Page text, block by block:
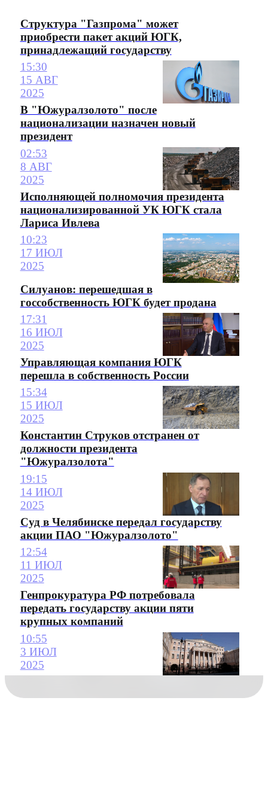
Структура "Газпрома" может
приобрести пакет акций ЮГК,
принадлежащий государству
15:30
15 АВГ
2025
В "Южуралзолото" после
национализации назначен новый
президент
02:53
8 АВГ
2025
Исполняющей полномочия президента
национализированной УК ЮГК стала
Лариса Ивлева
10:23
17 ИЮЛ
2025
Силуанов: перешедшая в
госсобственность ЮГК будет продана
17:31
16 ИЮЛ
2025
Управляющая компания ЮГК
перешла в собственность России
15:34
15 ИЮЛ
2025
Константин Струков отстранен от
должности президента
"Южуралзолота"
19:15
14 ИЮЛ
2025
Суд в Челябинске передал государству
акции ПАО "Южуралзолото"
12:54
11 ИЮЛ
2025
Генпрокуратура РФ потребовала
передать государству акции пяти
крупных компаний
10:55
3 ИЮЛ
2025